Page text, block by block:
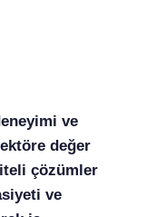
ve
değer
çözümler
ve